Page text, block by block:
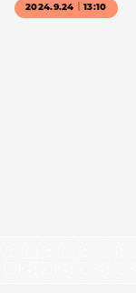
2024.9.24｜13:10